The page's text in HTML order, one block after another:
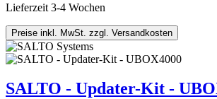
Lieferzeit 3-4 Wochen
Preise inkl. MwSt. zzgl. Versandkosten
SALTO - Updater-Kit -